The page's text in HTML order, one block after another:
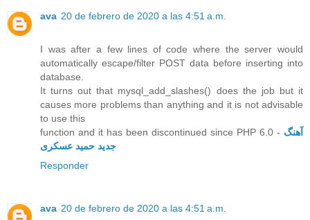
ava 20 de febrero de 2020 a las 4:51 a.m.
I was after a few lines of code where the server would
automatically escape/filter POST data before inserting into
database.
It turns out that mysql_add_slashes() does the job but it
causes more problems than anything and it is not advisable
to use this
function and it has been discontinued since PHP 6.0 - آهنگ
جدید حمید عسکری
Responder
ava 20 de febrero de 2020 a las 4:51 a.m.